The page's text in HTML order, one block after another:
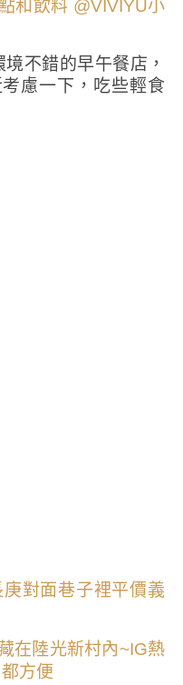
不錯的早午餐店，
慮一下，吃些輕食
對面巷子裡平價義
在陸光新村內~IG熱
方便